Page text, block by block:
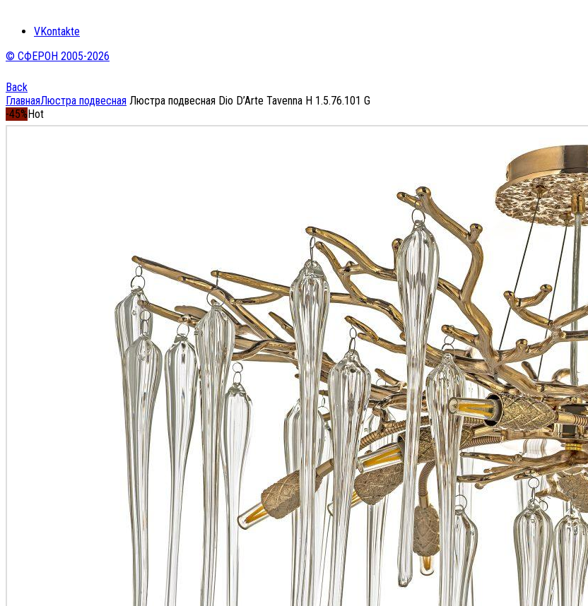
VKontakte
© СФЕРОН 2005-2026
Back
ГлавнаяЛюстра подвесная Люстра подвесная Dio D’Arte Tavenna H 1.5.76.101 G
-45% Hot